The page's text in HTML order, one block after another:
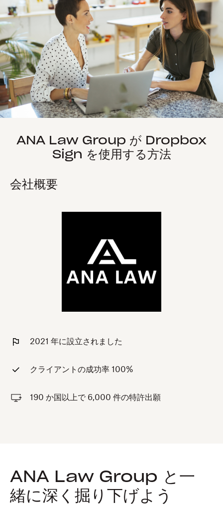
ANA Law Group が Dropbox
Sign を使用する方法
会社概要
2021 年に設立されました
クライアントの成功率 100%
190 か国以上で 6,000 件の特許出願
ANA Law Group と一
緒に深く掘り下げよう